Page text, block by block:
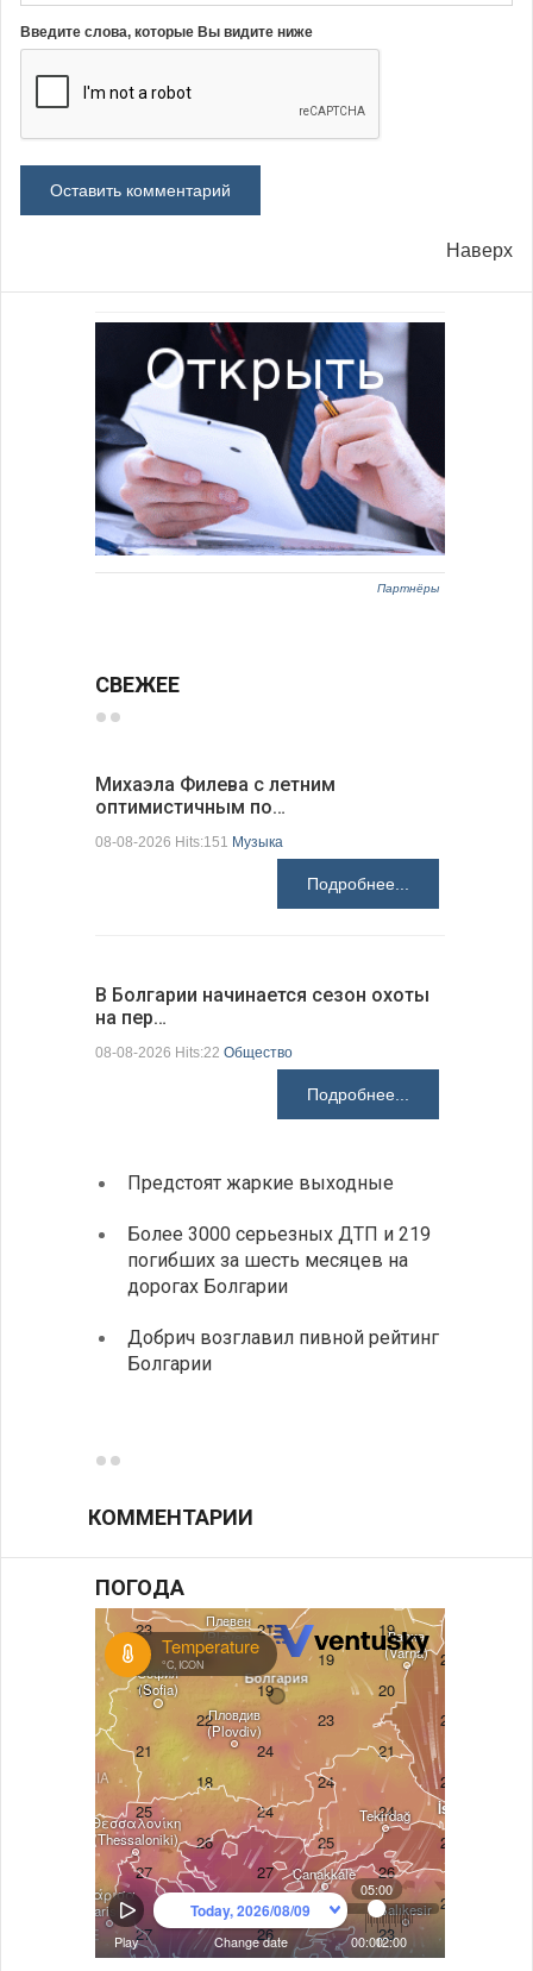
Введите слова, которые Вы видите ниже
Наверх
Партнёры
СВЕЖЕЕ
Михаэла Филева с летним
оптимистичным по…
08-08-2026 Hits:151 Музыка
Подробнее...
В Болгарии начинается сезон охоты
на пер…
08-08-2026 Hits:22 Общество
Подробнее...
Предстоят жаркие выходные
Более 3000 серьезных ДТП и 219
погибших за шесть месяцев на
дорогах Болгарии
Добрич возглавил пивной рейтинг
Болгарии
КОММЕНТАРИИ
ПОГОДА